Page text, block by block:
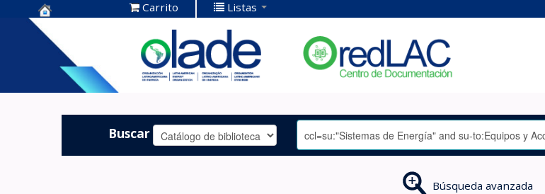
Centro de
Documentación
OLADE -
Carrito Listas
Buscar
Búsqueda avanzada